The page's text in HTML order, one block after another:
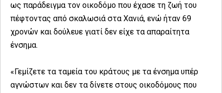
ως παράδειγμα τον οικοδόμο που έχασε τη ζωή του
πέφτοντας από σκαλωσιά στα Χανιά, ενώ ήταν 69
χρονών και δούλευε γιατί δεν είχε τα απαραίτητα
ένσημα.
«Γεμίζετε τα ταμεία του κράτους με τα ένσημα υπέρ
αγνώστων και δεν τα δίνετε στους οικοδόμους που